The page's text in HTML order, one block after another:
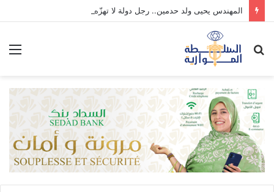
المهندس يحيى ولد حدمين.. رجل دولة لا تهزّه ترهات العابرين.
بحث